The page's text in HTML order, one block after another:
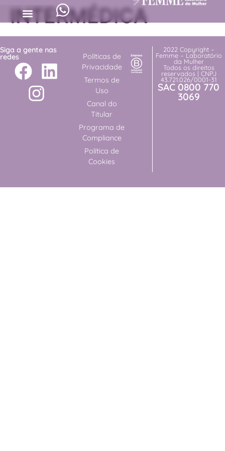
INTERMÉDICA
Siga a gente nas
redes
Políticas de
Privacidade
Termos de
Uso
Canal do
Titular
Programa de
Compliance
Política de
Cookies
2022 Copyright –
Femme – Laboratório
da Mulher
Todos os direitos
reservados | CNPJ
43.721.026/0001-31
SAC 0800 770
3069